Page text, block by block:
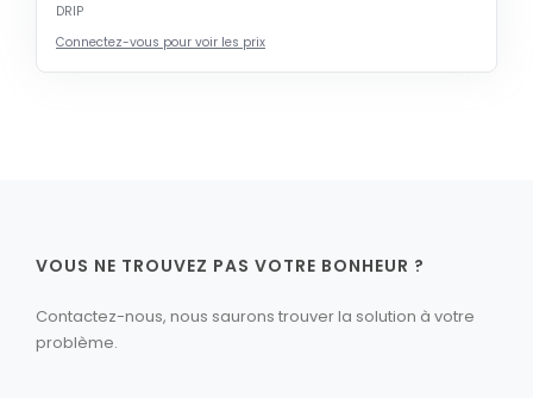
DRIP
Connectez-vous pour voir les prix
VOUS NE TROUVEZ PAS VOTRE BONHEUR ?
Contactez-nous, nous saurons trouver la solution à votre
problème.